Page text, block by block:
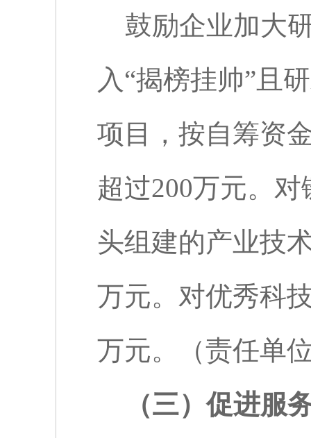
鼓励企业加大
入“揭榜挂帅”且
项目，按自筹资
超过200万元。对
头组建的产业技
万元。对优秀科
万元。（责任单
（三）促进服